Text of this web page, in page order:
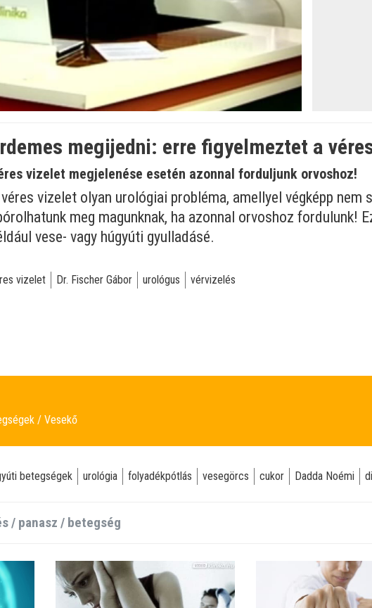
megijedni: erre figyelmeztet a
vizelet megjelenése esetén azonnal forduljunk orvoshoz!
vizelet olyan urológiai probléma, amellyel végképp
meg magunknak, ha azonnal orvoshoz fordulunk!
vese- vagy húgyúti gyulladásé.
vizelet Dr. Fischer Gábor urológus vérvizelés
Vesekő
betegségek urológia folyadékpótlás vesegörcs cukor Dadda Noémi